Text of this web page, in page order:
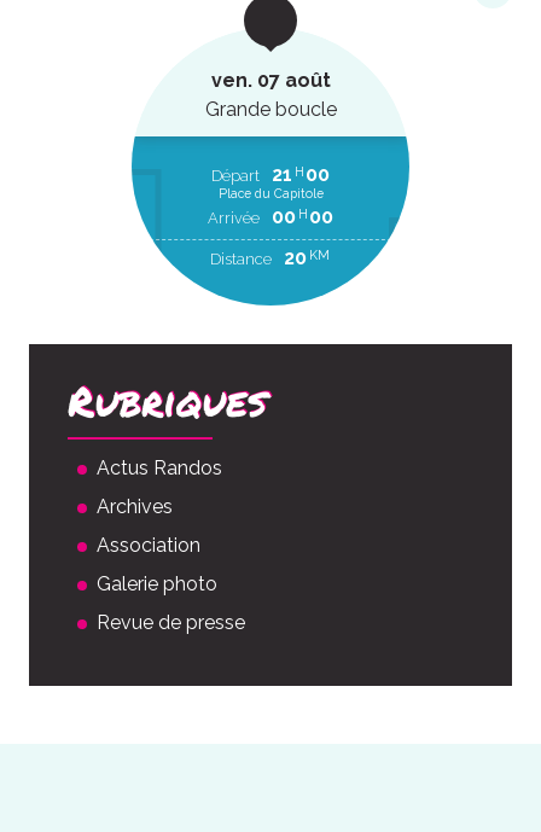
ven. 07 août
Grande boucle
Départ 21 H 00
Place du Capitole
Arrivée 00 H 00
Distance 20 KM
Rubriques
Actus Randos
Archives
Association
Galerie photo
Revue de presse